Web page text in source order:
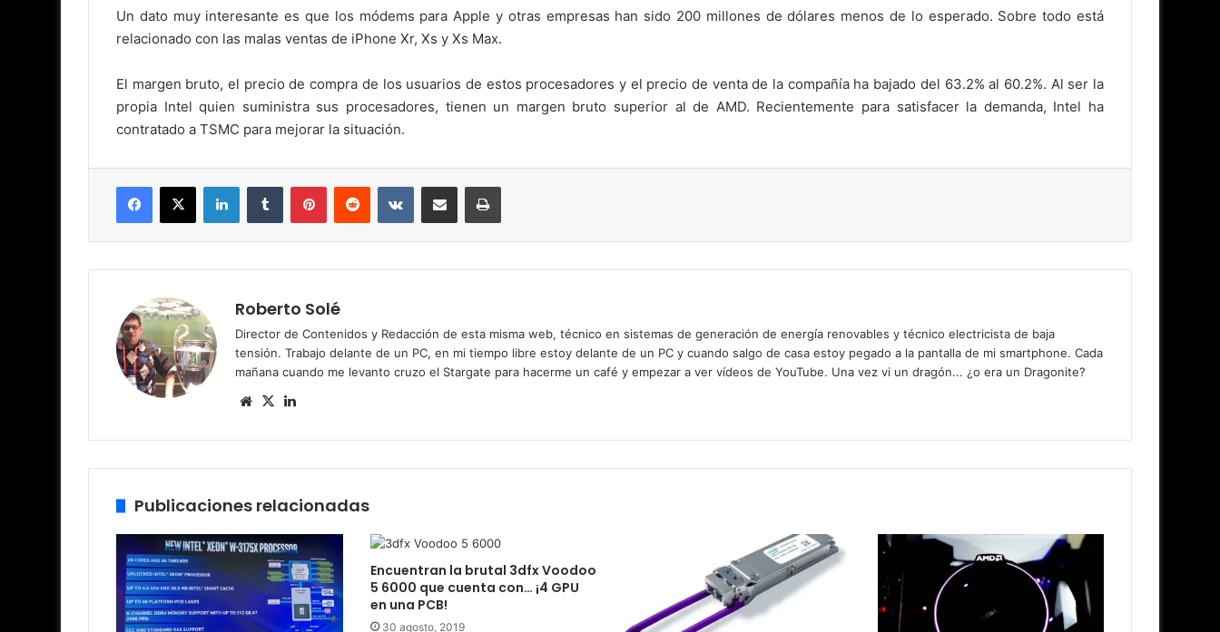
Un dato muy interesante es que los módems para Apple y otras empresas han sido 200 millones de dólares menos de lo esperado. Sobre todo está
relacionado con las malas ventas de iPhone Xr, Xs y Xs Max.
El margen bruto, el precio de compra de los usuarios de estos procesadores y el precio de venta de la compañía ha bajado del 63.2% al 60.2%. Al ser la
propia Intel quien suministra sus procesadores, tienen un margen bruto superior al de AMD. Recientemente para satisfacer la demanda, Intel ha
contratado a TSMC para mejorar la situación.
Roberto Solé
Director de Contenidos y Redacción de esta misma web, técnico en sistemas de generación de energía renovables y técnico electricista de baja
tensión. Trabajo delante de un PC, en mi tiempo libre estoy delante de un PC y cuando salgo de casa estoy pegado a la pantalla de mi smartphone. Cada
mañana cuando me levanto cruzo el Stargate para hacerme un café y empezar a ver vídeos de YouTube. Una vez vi un dragón... ¿o era un Dragonite?
Siti
we
b
X
dIn
Publicaciones relacionadas
Encuentran la brutal 3dfx Voodoo
5 6000 que cuenta con… ¡4 GPU
en una PCB!
30 agosto, 2019